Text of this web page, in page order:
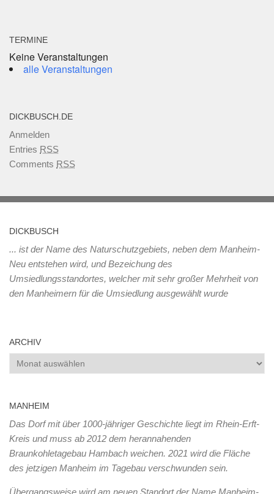
TERMINE
Keine Veranstaltungen
alle Veranstaltungen
DICKBUSCH.DE
Anmelden
Entries RSS
Comments RSS
DICKBUSCH
... ist der Name des Naturschutzgebiets, neben dem Manheim-
Neu entstehen wird, und Bezeichung des
Umsiedlungsstandortes, welcher mit sehr großer Mehrheit von
den Manheimern für die Umsiedlung ausgewählt wurde
ARCHIV
Archiv
MANHEIM
Das Dorf mit über 1000-jähriger Geschichte liegt im Rhein-Erft-
Kreis und muss ab 2012 dem herannahenden
Braunkohletagebau Hambach weichen. 2021 wird die Fläche
des jetzigen Manheim im Tagebau verschwunden sein.